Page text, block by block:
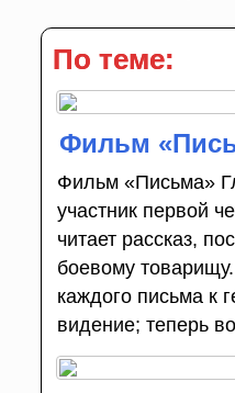
По теме:
Фильм
Фильм «Письма»
участник первой
читает рассказ,
боевому
каждого письма к
видение; теперь